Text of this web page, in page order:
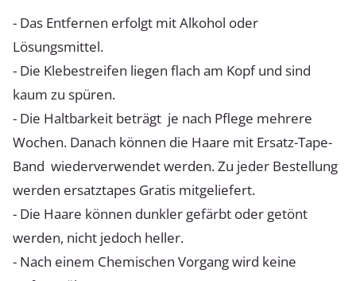
- Das Entfernen erfolgt mit Alkohol oder
Lösungsmittel.
- Die Klebestreifen liegen flach am Kopf und sind
kaum zu spüren.
- Die Haltbarkeit beträgt je nach Pflege mehrere
Wochen. Danach können die Haare mit Ersatz-Tape-
Band wiederverwendet werden. Zu jeder Bestellung
werden ersatztapes Gratis mitgeliefert.
- Die Haare können dunkler gefärbt oder getönt
werden, nicht jedoch heller.
- Nach einem Chemischen Vorgang wird keine